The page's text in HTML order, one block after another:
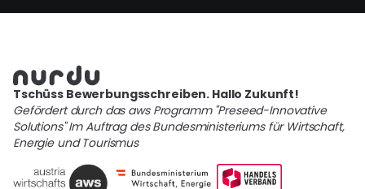
Tschüss Bewerbungsschreiben. Hallo Zukunft!
Gefördert durch das aws Programm "Preseed-Innovative
Solutions" Im Auftrag des Bundesministeriums für Wirtschaft,
Energie und Tourismus